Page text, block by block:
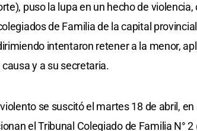
puso la lupa en un hecho de
de Familia de la capital
intentaron retener a la menor,
y a su secretaria.
se suscitó el martes 18 de abril,
el Tribunal Colegiado de Familia N°